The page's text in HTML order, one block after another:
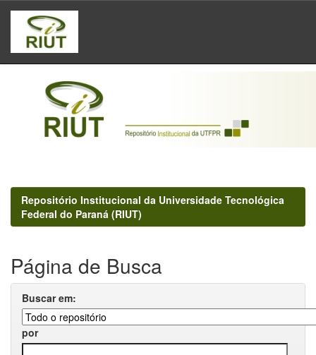
Skip
navigation
Repositório Institucional da Universidade Tecnológica
Federal do Paraná (RIUT)
Página de Busca
Buscar em:
por